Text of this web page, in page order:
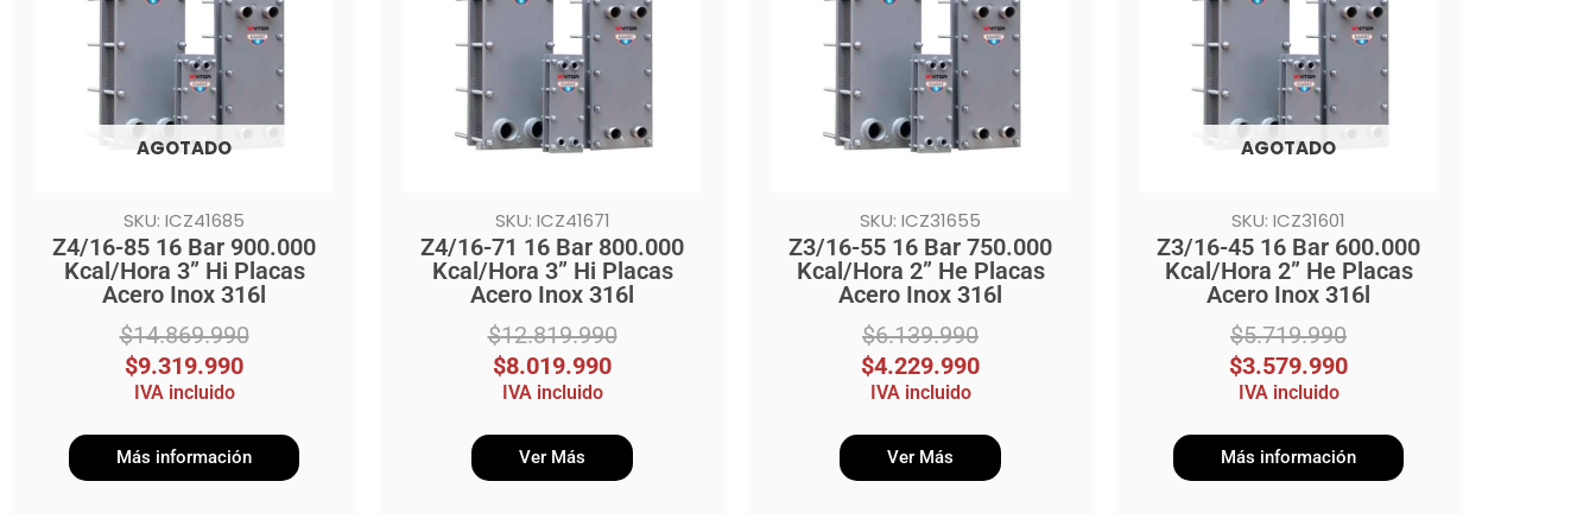
AGOTADO
SKU: ICZ41685
Z4/16-85 16 Bar 900.000
Kcal/Hora 3” Hi Placas
Acero Inox 316l
$14.869.990
$14.869.990.
$9.319.990
$9.319.990.
IVA incluido
Más información
SKU: ICZ41671
Z4/16-71 16 Bar 800.000
Kcal/Hora 3” Hi Placas
Acero Inox 316l
$12.819.990
$12.819.990.
$8.019.990
$8.019.990.
IVA incluido
Ver Más
SKU: ICZ31655
Z3/16-55 16 Bar 750.000
Kcal/Hora 2” He Placas
Acero Inox 316l
$6.139.990
$6.139.990.
$4.229.990
$4.229.990.
IVA incluido
Ver Más
AGOTADO
SKU: ICZ31601
Z3/16-45 16 Bar 600.000
Kcal/Hora 2” He Placas
Acero Inox 316l
$5.719.990
$5.719.990.
$3.579.990
$3.579.990.
IVA incluido
Más información